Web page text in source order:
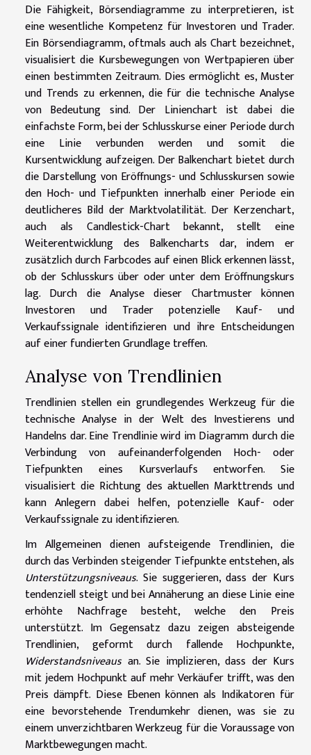
Die Fähigkeit, Börsendiagramme zu interpretieren, ist
eine wesentliche Kompetenz für Investoren und Trader.
Ein Börsendiagramm, oftmals auch als Chart bezeichnet,
visualisiert die Kursbewegungen von Wertpapieren über
einen bestimmten Zeitraum. Dies ermöglicht es, Muster
und Trends zu erkennen, die für die technische Analyse
von Bedeutung sind. Der Linienchart ist dabei die
einfachste Form, bei der Schlusskurse einer Periode durch
eine Linie verbunden werden und somit die
Kursentwicklung aufzeigen. Der Balkenchart bietet durch
die Darstellung von Eröffnungs- und Schlusskursen sowie
den Hoch- und Tiefpunkten innerhalb einer Periode ein
deutlicheres Bild der Marktvolatilität. Der Kerzenchart,
auch als Candlestick-Chart bekannt, stellt eine
Weiterentwicklung des Balkencharts dar, indem er
zusätzlich durch Farbcodes auf einen Blick erkennen lässt,
ob der Schlusskurs über oder unter dem Eröffnungskurs
lag. Durch die Analyse dieser Chartmuster können
Investoren und Trader potenzielle Kauf- und
Verkaufssignale identifizieren und ihre Entscheidungen
auf einer fundierten Grundlage treffen.
Analyse von Trendlinien
Trendlinien stellen ein grundlegendes Werkzeug für die
technische Analyse in der Welt des Investierens und
Handelns dar. Eine Trendlinie wird im Diagramm durch die
Verbindung von aufeinanderfolgenden Hoch- oder
Tiefpunkten eines Kursverlaufs entworfen. Sie
visualisiert die Richtung des aktuellen Markttrends und
kann Anlegern dabei helfen, potenzielle Kauf- oder
Verkaufssignale zu identifizieren.
Im Allgemeinen dienen aufsteigende Trendlinien, die
durch das Verbinden steigender Tiefpunkte entstehen, als
Unterstützungsniveaus. Sie suggerieren, dass der Kurs
tendenziell steigt und bei Annäherung an diese Linie eine
erhöhte Nachfrage besteht, welche den Preis
unterstützt. Im Gegensatz dazu zeigen absteigende
Trendlinien, geformt durch fallende Hochpunkte,
Widerstandsniveaus an. Sie implizieren, dass der Kurs
mit jedem Hochpunkt auf mehr Verkäufer trifft, was den
Preis dämpft. Diese Ebenen können als Indikatoren für
eine bevorstehende Trendumkehr dienen, was sie zu
einem unverzichtbaren Werkzeug für die Voraussage von
Marktbewegungen macht.